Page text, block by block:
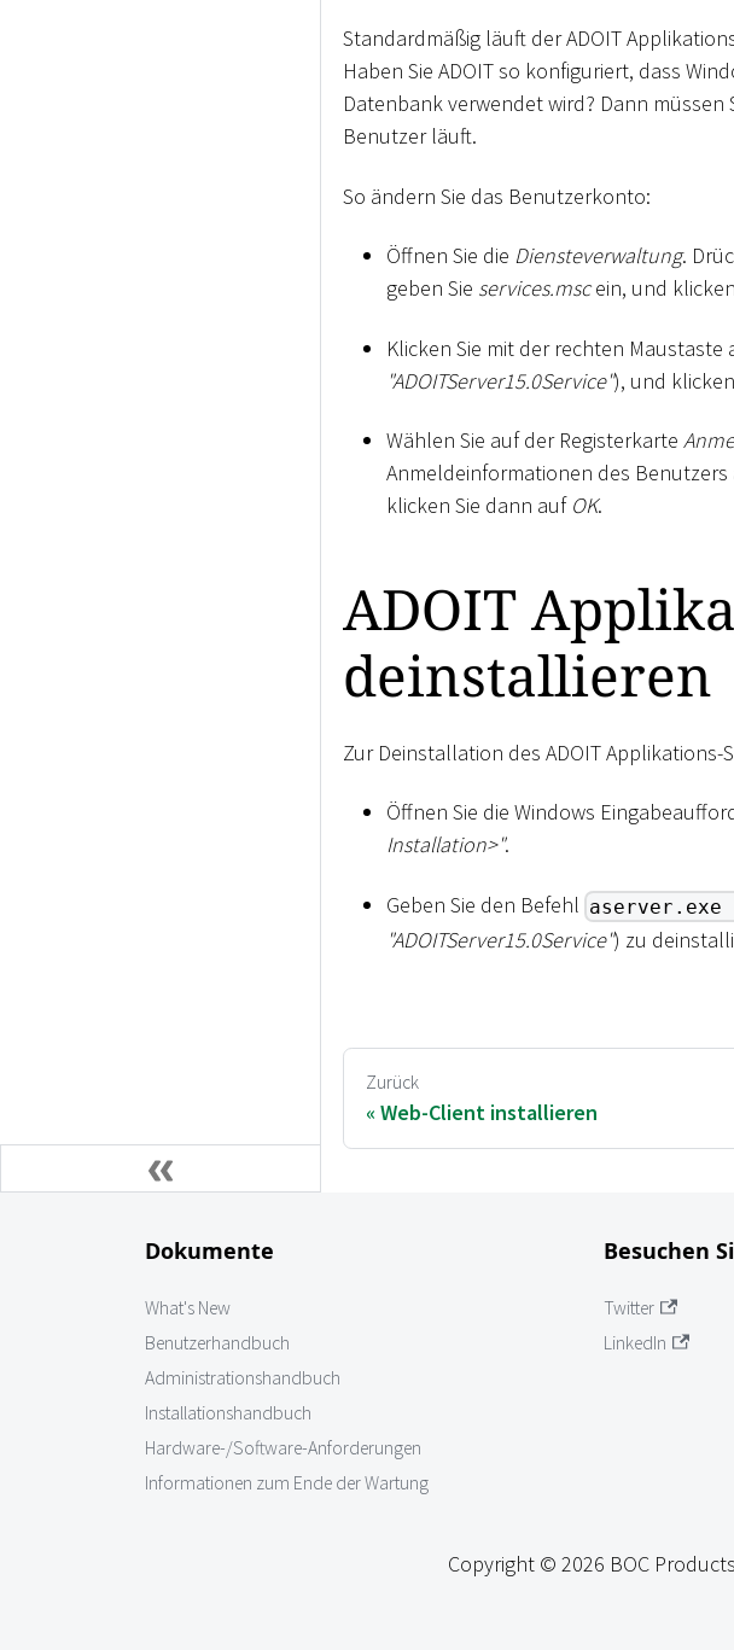
Standardmäßig läuft der ADOIT
Haben Sie ADOIT so konfiguriert, dass
Datenbank verwendet wird? Dann
Benutzer läuft.
So ändern Sie das Benutzerkonto:
Öffnen Sie die Diensteverwaltung.
geben Sie services.mscein, und
Klicken Sie mit der rechten Maustaste
"ADOITServer15.0Service"), und
Wählen Sie auf der Registerkarte
Anmeldeinformationen des
klicken Sie dann auf OK.
ADOIT
deinstallieren
Zur Deinstallation des ADOIT Applikations-
Öffnen Sie die Windows
Installation>".
Geben Sie den Befehl
"ADOITServer15.0Service") zu
Zurück
Web-Client installieren
Dokumente
What's New
Benutzerhandbuch
Administrationshandbuch
Installationshandbuch
Hardware-/Software-Anforderungen
Informationen zum Ende der Wartung
Besuchen
Twitter
LinkedIn
Copyright © 2026 BOC